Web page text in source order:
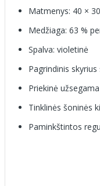
Matmenys: 40 ×
Medžiaga: 63 %
Spalva: violetinė
Pagrindinis
Priekinė
Tinklinės šoninės
Paminkštintos